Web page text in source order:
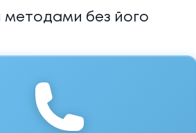
методами без його